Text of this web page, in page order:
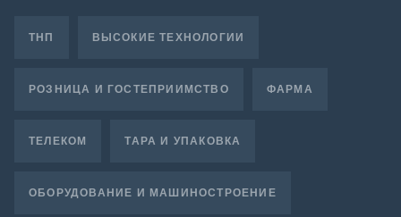
ТНП ВЫСОКИЕ ТЕХНОЛОГИИ
РОЗНИЦА И ГОСТЕПРИИМСТВО ФАРМА
ТЕЛЕКОМ ТАРА И УПАКОВКА
ОБОРУДОВАНИЕ И МАШИНОСТРОЕНИЕ